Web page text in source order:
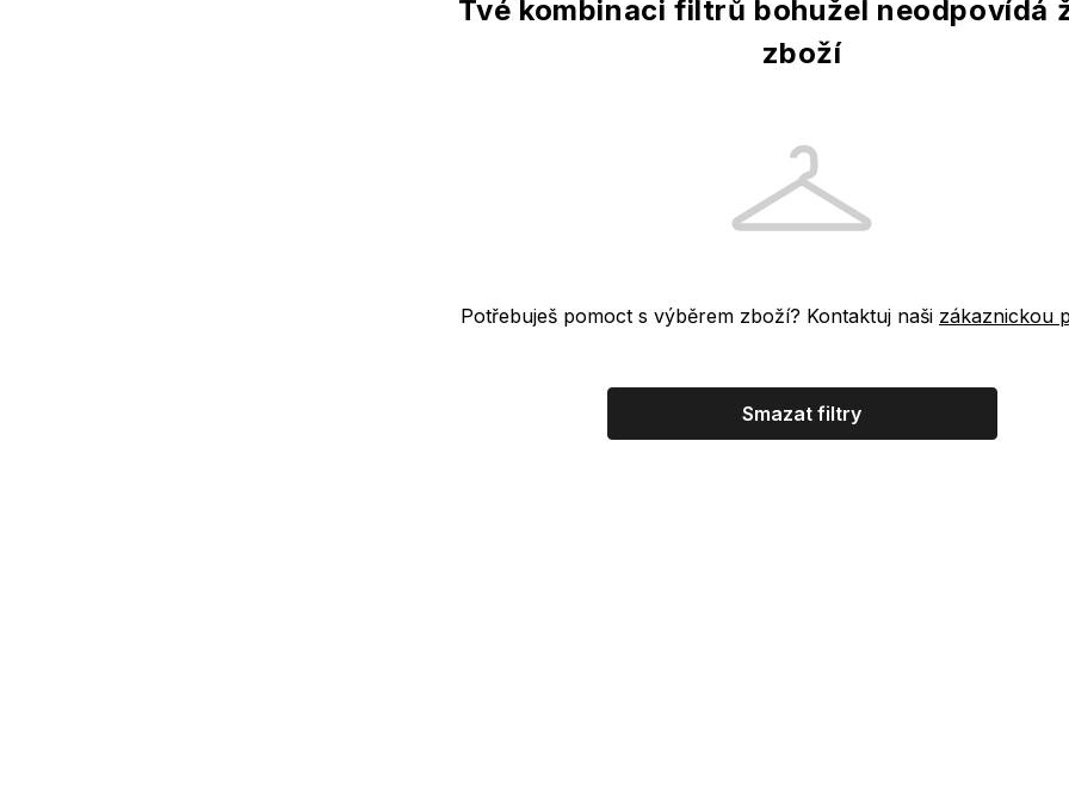
Tvé kombinaci filtrů bohužel neodpovídá
zboží
Potřebuješ pomoct s výběrem zboží? Kontaktuj naši zákaznickou
Smazat filtry